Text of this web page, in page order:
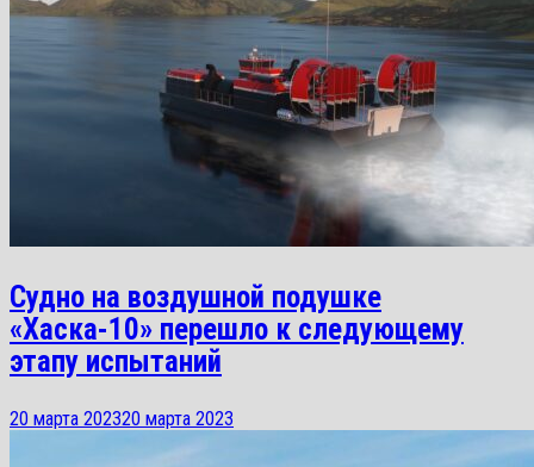
Судно на воздушной подушке
«Хаска-10» перешло к следующему
этапу испытаний
20 марта 202320 марта 2023